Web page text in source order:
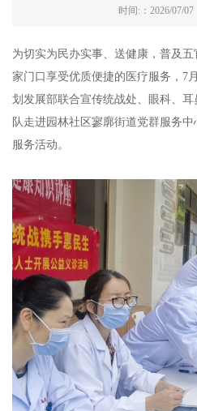
时间:：2026/07/07
为切实为民办实事、送健康，普及
家门口享受优质便捷的医疗服务，7
划发展部联合宣传统战处、眼科、
队走进园林社区寥廓街道党群服务
服务活动。